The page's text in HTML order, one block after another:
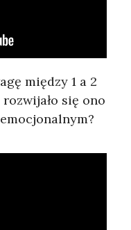
między 1 a 2
się ono